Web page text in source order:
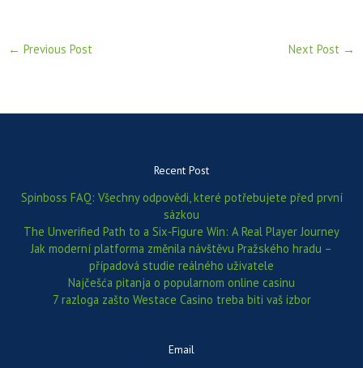
← Previous Post Next Post →
Recent Post
Spinboss FAQ: Všechny odpovědi, které potřebujete před první
sázkou
The Unverified Path to a Six‑Figure Win: A Real Player Journey
Jak moderní platforma změnila návštěvu Pražského hradu –
případová studie reálného uživatele
Najčešća pitanja o popularnom online casinu
7 razloga zašto Westace Casino treba biti vaš izbor
Email